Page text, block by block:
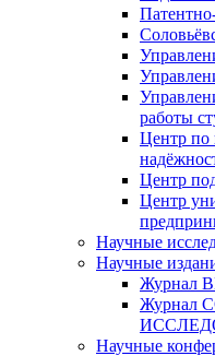
работы
Центр
Центр
Центр
Научные
Научные
Журнал
Журнал
Научные